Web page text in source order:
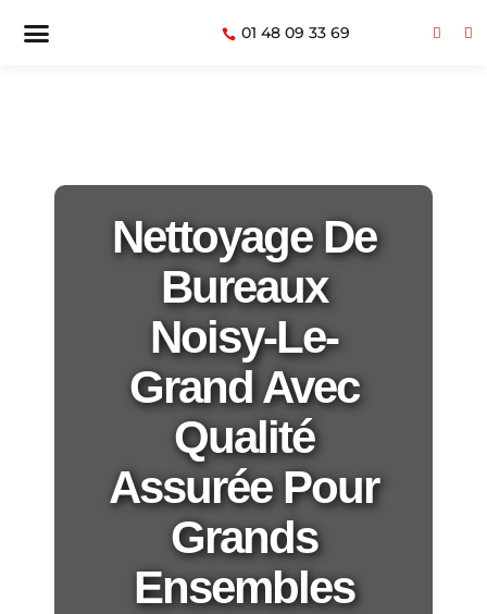
01 48 09 33 69
Nettoyage De
Bureaux
Noisy-Le-
Grand Avec
Qualité
Assurée Pour
Grands
Ensembles